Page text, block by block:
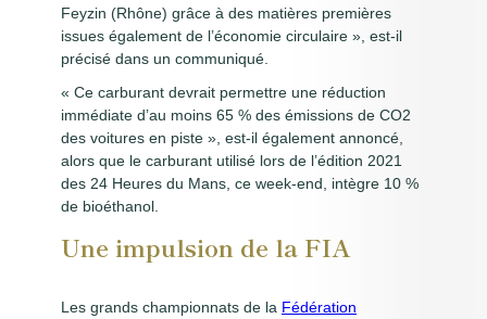
Feyzin (Rhône) grâce à des matières premières
issues également de l’économie circulaire », est-il
précisé dans un communiqué.
« Ce carburant devrait permettre une réduction
immédiate d’au moins 65 % des émissions de CO2
des voitures en piste », est-il également annoncé,
alors que le carburant utilisé lors de l’édition 2021
des 24 Heures du Mans, ce week-end, intègre 10 %
de bioéthanol.
Une impulsion de la FIA
Les grands championnats de la Fédération